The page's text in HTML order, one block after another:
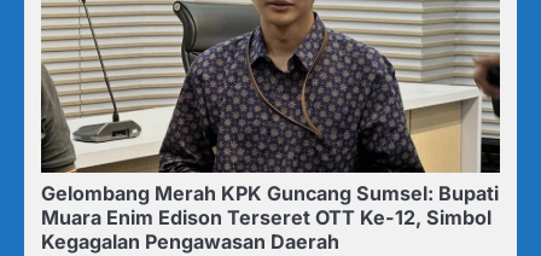
Gelombang Merah KPK Guncang Sumsel: Bupati
Muara Enim Edison Terseret OTT Ke-12, Simbol
Kegagalan Pengawasan Daerah